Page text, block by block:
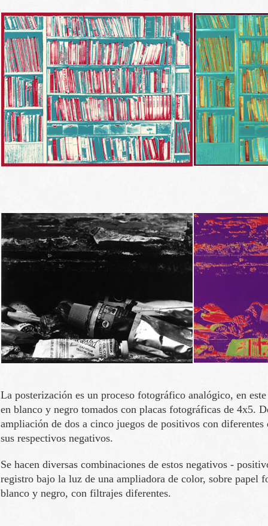
La posterización es un proceso fotográfico analógico, en
en blanco y negro tomados con placas fotográficas de 4x5.
ampliación de dos a cinco juegos de positivos con diferentes
sus respectivos negativos.
Se hacen diversas combinaciones de estos negativos -
registro bajo la luz de una ampliadora de color, sobre papel
blanco y negro, con filtrajes diferentes.